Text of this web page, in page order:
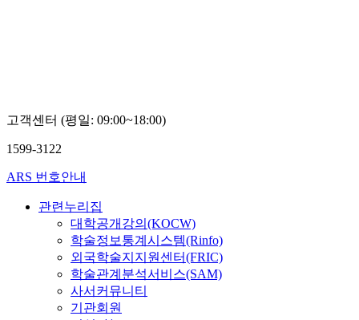
고객센터 (평일: 09:00~18:00)
1599-3122
ARS 번호안내
관련누리집
대학공개강의(KOCW)
학술정보통계시스템(Rinfo)
외국학술지지원센터(FRIC)
학술관계분석서비스(SAM)
사서커뮤니티
기관회원